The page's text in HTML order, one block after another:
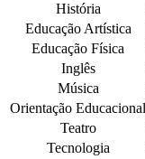
História
Educação Artística
Educação Física
Inglês
Música
Orientação Educacional
Teatro
Tecnologia